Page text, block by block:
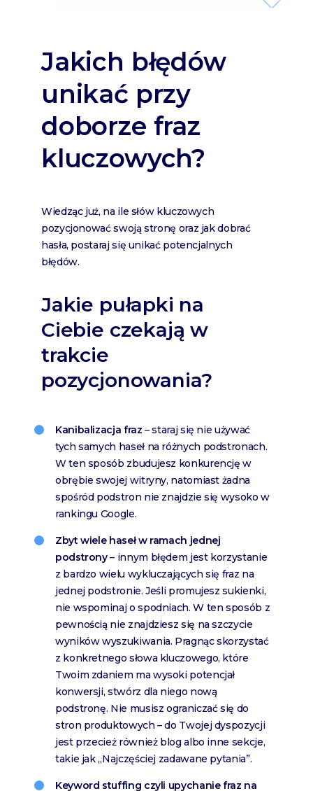
Jakich błędów
unikać przy
doborze fraz
kluczowych?
Wiedząc już, na ile słów kluczowych
pozycjonować swoją stronę oraz jak dobrać
hasła, postaraj się unikać potencjalnych
błędów.
Jakie pułapki na
Ciebie czekają w
trakcie
pozycjonowania?
Kanibalizacja fraz – staraj się nie używać
tych samych haseł na różnych podstronach.
W ten sposób zbudujesz konkurencję w
obrębie swojej witryny, natomiast żadna
spośród podstron nie znajdzie się wysoko w
rankingu Google.
Zbyt wiele haseł w ramach jednej
podstrony– innym błędem jest korzystanie
z bardzo wielu wykluczających się fraz na
jednej podstronie. Jeśli promujesz sukienki,
nie wspominaj o spodniach. W ten sposób z
pewnością nie znajdziesz się na szczycie
wyników wyszukiwania. Pragnąc skorzystać
z konkretnego słowa kluczowego, które
Twoim zdaniem ma wysoki potencjał
konwersji, stwórz dla niego nową
podstronę. Nie musisz ograniczać się do
stron produktowych – do Twojej dyspozycji
jest przecież również blog albo inne sekcje,
takie jak „Najczęściej zadawane pytania”.
Keyword stuffing czyli upychanie fraz na